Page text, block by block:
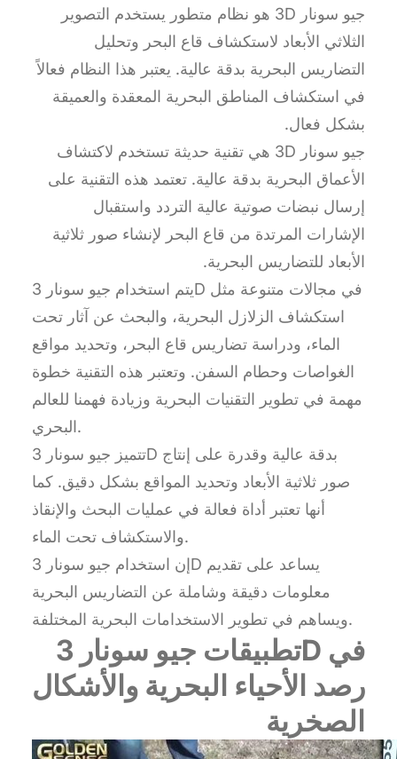
جيو سونار 3D هو نظام متطور يستخدم التصوير
الثلاثي الأبعاد لاستكشاف قاع البحر وتحليل
التضاريس البحرية بدقة عالية. يعتبر هذا النظام فعالاً
في استكشاف المناطق البحرية المعقدة والعميقة
بشكل فعال.
جيو سونار 3D هي تقنية حديثة تستخدم لاكتشاف
الأعماق البحرية بدقة عالية. تعتمد هذه التقنية على
إرسال نبضات صوتية عالية التردد واستقبال
الإشارات المرتدة من قاع البحر لإنشاء صور ثلاثية
الأبعاد للتضاريس البحرية.
يتم استخدام جيو سونار 3D في مجالات متنوعة مثل
استكشاف الزلازل البحرية، والبحث عن آثار تحت
الماء، ودراسة تضاريس قاع البحر، وتحديد مواقع
الغواصات وحطام السفن. وتعتبر هذه التقنية خطوة
مهمة في تطوير التقنيات البحرية وزيادة فهمنا للعالم
البحري.
تتميز جيو سونار 3D بدقة عالية وقدرة على إنتاج
صور ثلاثية الأبعاد وتحديد المواقع بشكل دقيق. كما
أنها تعتبر أداة فعالة في عمليات البحث والإنقاذ
والاستكشاف تحت الماء.
إن استخدام جيو سونار 3D يساعد على تقديم
معلومات دقيقة وشاملة عن التضاريس البحرية
ويساهم في تطوير الاستخدامات البحرية المختلفة.
تطبيقات جيو سونار 3D في
رصد الأحياء البحرية والأشكال
الصخرية